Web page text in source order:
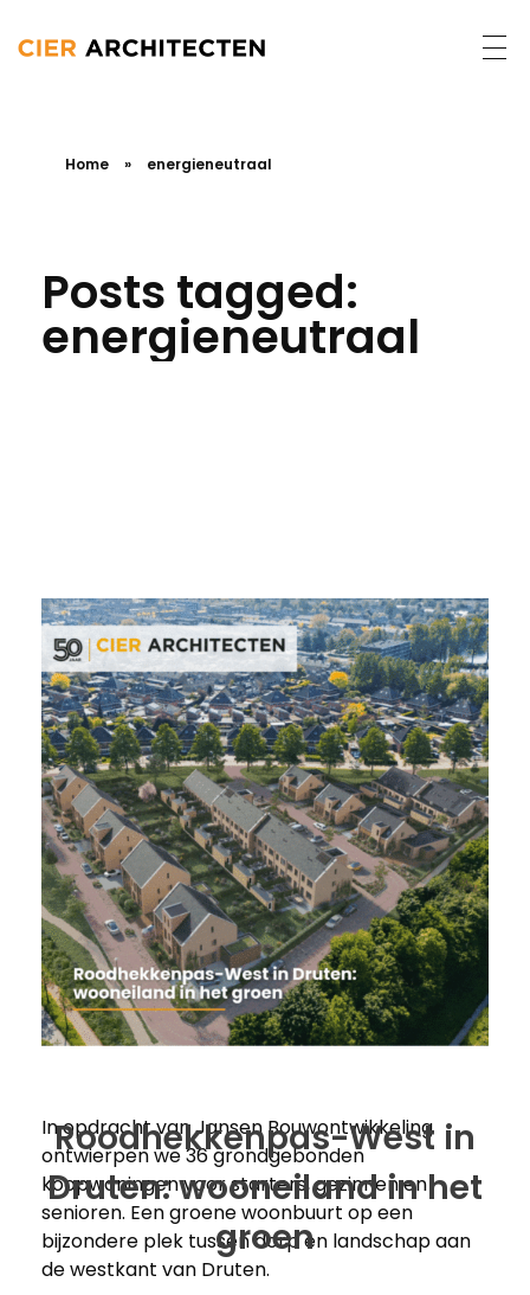
Home » energieneutraal
Posts tagged:
energieneutraal
Roodhekkenpas-West in
Druten: wooneiland in het
groen
In opdracht van Jansen Bouwontwikkeling
ontwierpen we 36 grondgebonden
koopwoningen voor starters, gezinnen en
senioren. Een groene woonbuurt op een
bijzondere plek tussen dorp en landschap aan
de westkant van Druten.